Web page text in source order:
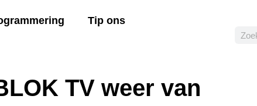
Tip ons
TV weer van